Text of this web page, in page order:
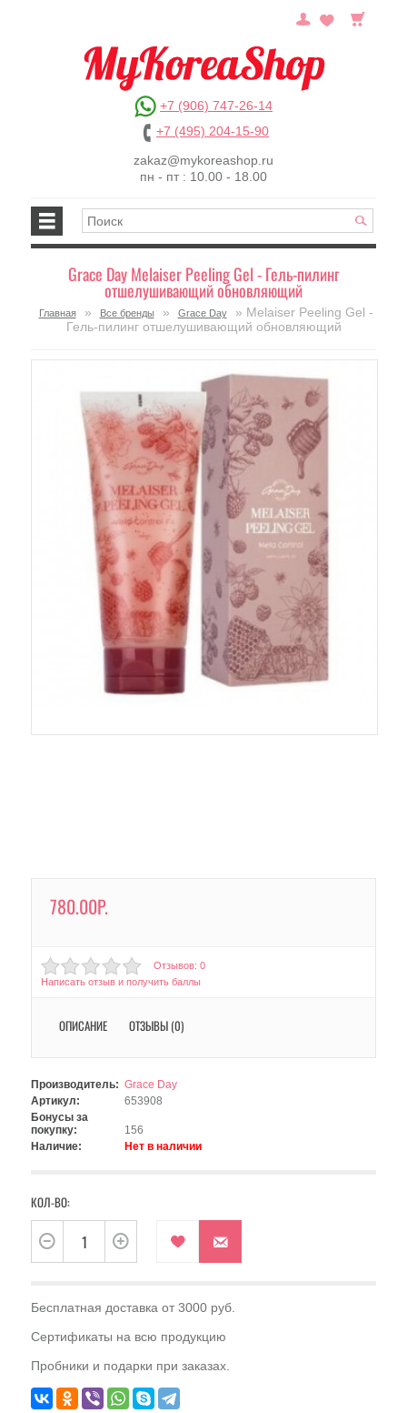
+7 (906) 747-26-14
+7 (495) 204-15-90
zakaz@mykoreashop.ru
пн - пт : 10.00 - 18.00
Grace Day Melaiser Peeling Gel - Гель-пилинг
отшелушивающий обновляющий
Главная » Все бренды » Grace Day
» Melaiser Peeling Gel -
Гель-пилинг отшелушивающий обновляющий
780.00Р.
Отзывов: 0
Написать отзыв и получить баллы
ОПИСАНИЕ ОТЗЫВЫ (0)
Производитель: Grace Day
Артикул:
653908
Бонусы за
покупку:
156
Наличие:
Нет в наличии
КОЛ-ВО:
Бесплатная доставка от 3000 руб.
Сертификаты на всю продукцию
Пробники и подарки при заказах.